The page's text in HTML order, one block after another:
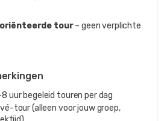
tour – geen verplichte
uur begeleid touren per dag
tour (alleen voor jouw groep,